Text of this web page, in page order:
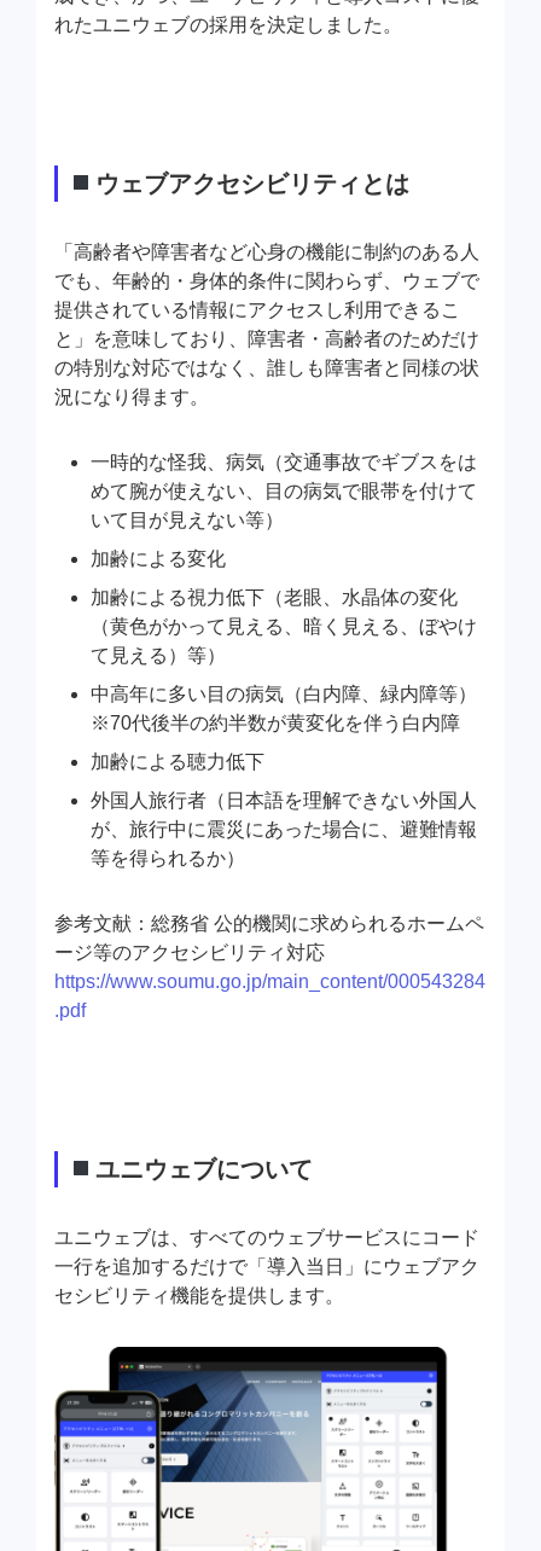
れたユニウェブの採用を決定しました。
ウェブアクセシビリティとは
「高齢者や障害者など心身の機能に制約のある人
でも、年齢的・身体的条件に関わらず、ウェブで
提供されている情報にアクセスし利用できるこ
と」を意味しており、障害者・高齢者のためだけ
の特別な対応ではなく、誰しも障害者と同様の状
況になり得ます。
一時的な怪我、病気（交通事故でギブスをは
めて腕が使えない、目の病気で眼帯を付けて
いて目が見えない等）
加齢による変化
加齢による視力低下（老眼、水晶体の変化
（黄色がかって見える、暗く見える、ぼやけ
て見える）等）
中高年に多い目の病気（白内障、緑内障等）
※70代後半の約半数が黄変化を伴う白内障
加齢による聴力低下
外国人旅行者（日本語を理解できない外国人
が、旅行中に震災にあった場合に、避難情報
等を得られるか）
参考文献：総務省 公的機関に求められるホームペ
ージ等のアクセシビリティ対応
https://www.soumu.go.jp/main_content/000543284
.pdf
ユニウェブについて
ユニウェブは、すべてのウェブサービスにコード
一行を追加するだけで「導入当日」にウェブアク
セシビリティ機能を提供します。